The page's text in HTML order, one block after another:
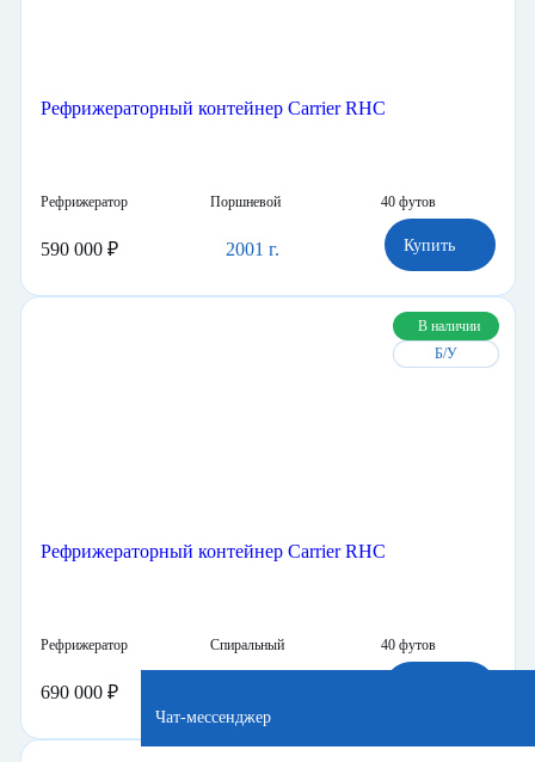
Рефрижераторный контейнер Carrier RHC
Рефрижератор Поршневой 40 футов
2001 г.
590 000 ₽ Купить
В наличии
Б/У
Рефрижераторный контейнер Carrier RHC
Рефрижератор Спиральный 40 футов
690 000 ₽